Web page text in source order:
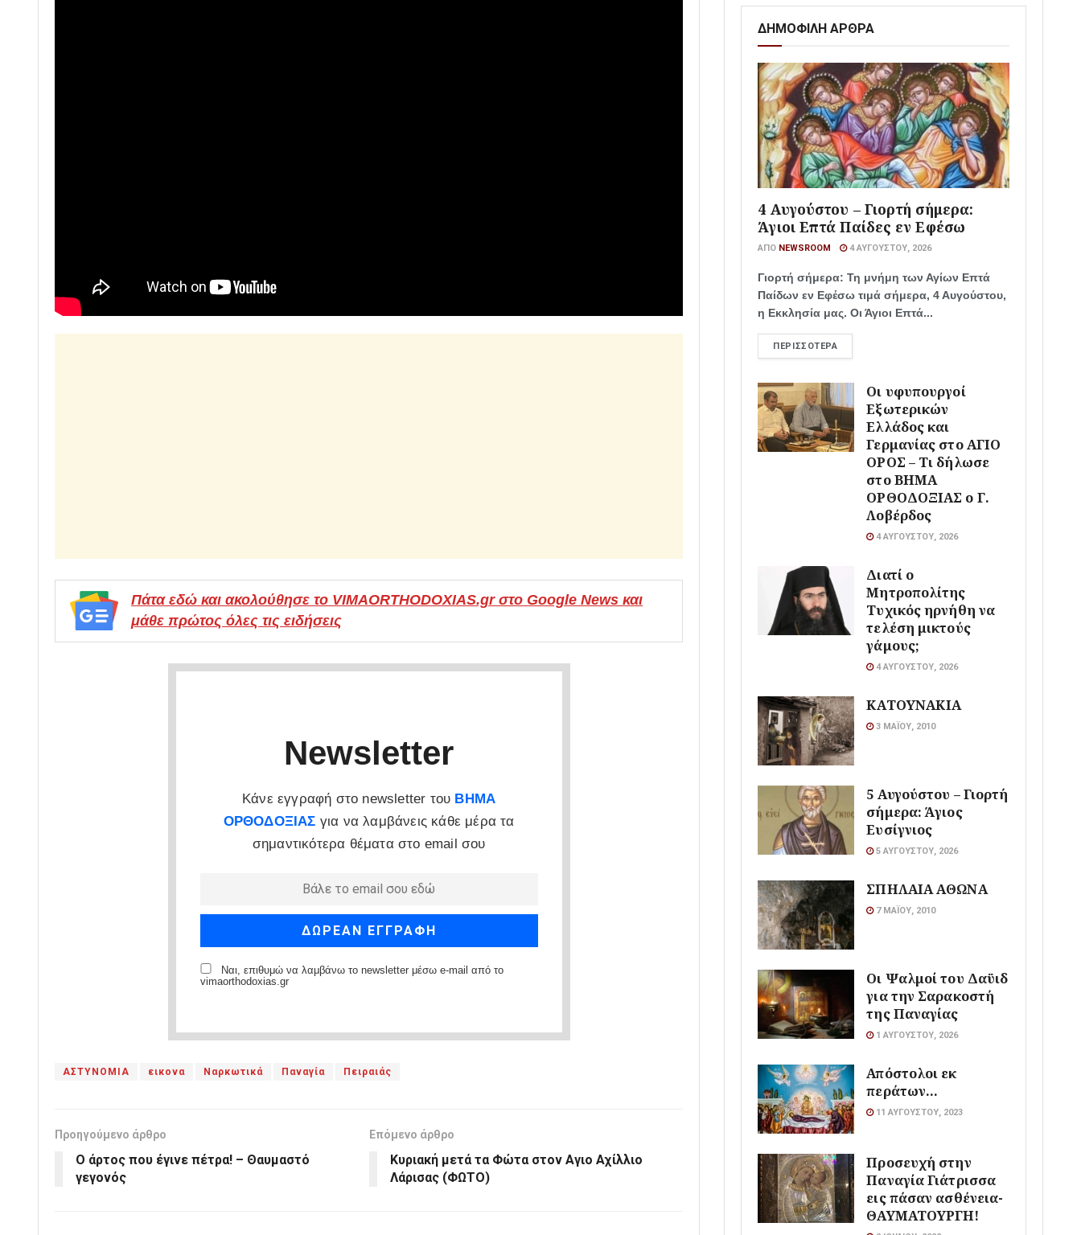
Πάτα εδώ και ακολούθησε το VIMAORTHODOXIAS.gr στο Google News και
μάθε πρώτος όλες τις ειδήσεις
Newsletter
Κάνε εγγραφή στο newsletter του ΒΗΜΑ
ΟΡΘΟΔΟΞΙΑΣ για να λαμβάνεις κάθε μέρα τα
σημαντικότερα θέματα στο email σου
Ναι, επιθυμώ να λαμβάνω το newsletter μέσω e-mail από το
vimaorthodoxias.gr
ΑΣΤΥΝΟΜΙΑ εικονα Ναρκωτικά Παναγία Πειραιάς
Προηγούμενο άρθρο
Ο άρτος που έγινε πέτρα! – Θαυμαστό
γεγονός
Επόμενο άρθρο
Κυριακή μετά τα Φώτα στον Αγιο Αχίλλιο
Λάρισας (ΦΩΤΟ)
ΔΗΜΟΦΙΛΗ ΑΡΘΡΑ
4 Αυγούστου – Γιορτή σήμερα:
Άγιοι Επτά Παίδες εν Εφέσω
ΑΠΌ NEWSROOM 4 ΑΥΓΟΎΣΤΟΥ, 2026
Γιορτή σήμερα: Τη μνήμη των Αγίων Επτά
Παίδων εν Εφέσω τιμά σήμερα, 4 Αυγούστου,
η Εκκλησία μας. Οι Άγιοι Επτά...
ΠΕΡΙΣΣΌΤΕΡΑ
Οι υφυπουργοί
Εξωτερικών
Ελλάδος και
Γερμανίας στο ΑΓΙΟ
ΟΡΟΣ – Τι δήλωσε
στο ΒΗΜΑ
ΟΡΘΟΔΟΞΙΑΣ ο Γ.
Λοβέρδος
4 ΑΥΓΟΎΣΤΟΥ, 2026
Διατί ο
Μητροπολίτης
Τυχικός ηρνήθη να
τελέση μικτούς
γάμους;
4 ΑΥΓΟΎΣΤΟΥ, 2026
ΚΑΤΟΥΝΑΚΙΑ
3 ΜΑΪ́ΟΥ, 2010
5 Αυγούστου – Γιορτή
σήμερα: Άγιος
Ευσίγνιος
5 ΑΥΓΟΎΣΤΟΥ, 2026
ΣΠΗΛΑΙΑ ΑΘΩΝΑ
7 ΜΑΪ́ΟΥ, 2010
Οι Ψαλμοί του Δαϋιδ
για την Σαρακοστή
της Παναγίας
1 ΑΥΓΟΎΣΤΟΥ, 2026
Απόστολοι εκ
περάτων…
11 ΑΥΓΟΎΣΤΟΥ, 2023
Προσευχή στην
Παναγία Γιάτρισσα
εις πάσαν ασθένεια-
ΘΑΥΜΑΤΟΥΡΓΗ!